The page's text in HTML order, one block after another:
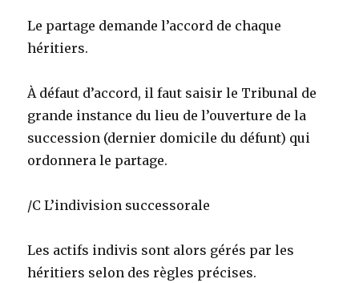
Le partage demande l’accord de chaque
héritiers.
À défaut d’accord, il faut saisir le Tribunal de
grande instance du lieu de l’ouverture de la
succession (dernier domicile du défunt) qui
ordonnera le partage.
/C L’indivision successorale
Les actifs indivis sont alors gérés par les
héritiers selon des règles précises.